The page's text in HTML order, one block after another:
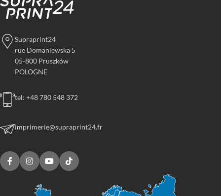
Supraprint24
rue Domaniewska 5
05-800 Pruszków
POLOGNE
tel: +48 780 548 372
imprimerie@supraprint24.fr